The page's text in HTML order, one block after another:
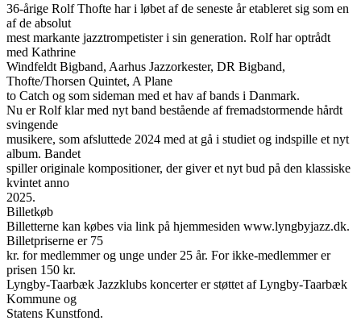
36-årige Rolf Thofte har i løbet af de seneste år etableret sig som en
af de absolut
mest markante jazztrompetister i sin generation. Rolf har optrådt
med Kathrine
Windfeldt Bigband, Aarhus Jazzorkester, DR Bigband,
Thofte/Thorsen Quintet, A Plane
to Catch og som sideman med et hav af bands i Danmark.
Nu er Rolf klar med nyt band bestående af fremadstormende hårdt
svingende
musikere, som afsluttede 2024 med at gå i studiet og indspille et nyt
album. Bandet
spiller originale kompositioner, der giver et nyt bud på den klassiske
kvintet anno
2025.
Billetkøb
Billetterne kan købes via link på hjemmesiden www.lyngbyjazz.dk.
Billetpriserne er 75
kr. for medlemmer og unge under 25 år. For ikke-medlemmer er
prisen 150 kr.
Lyngby-Taarbæk Jazzklubs koncerter er støttet af Lyngby-Taarbæk
Kommune og
Statens Kunstfond.